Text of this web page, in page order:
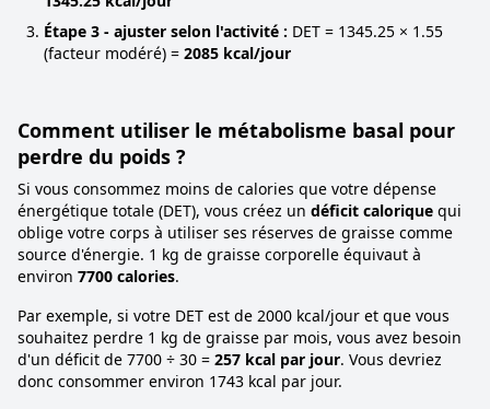
Étape 3 - ajuster selon l'activité : DET = 1345.25 × 1.55
(facteur modéré) = 2085 kcal/jour
Comment utiliser le métabolisme basal pour
perdre du poids ?
Si vous consommez moins de calories que votre dépense
énergétique totale (DET), vous créez un déficit calorique qui
oblige votre corps à utiliser ses réserves de graisse comme
source d'énergie. 1 kg de graisse corporelle équivaut à
environ 7700 calories.
Par exemple, si votre DET est de 2000 kcal/jour et que vous
souhaitez perdre 1 kg de graisse par mois, vous avez besoin
d'un déficit de 7700 ÷ 30 = 257 kcal par jour. Vous devriez
donc consommer environ 1743 kcal par jour.